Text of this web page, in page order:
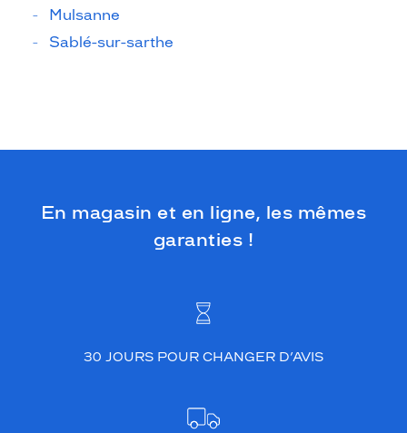
Mulsanne
Sablé-sur-sarthe
En magasin et en ligne, les mêmes
garanties !
30 JOURS POUR CHANGER D’AVIS